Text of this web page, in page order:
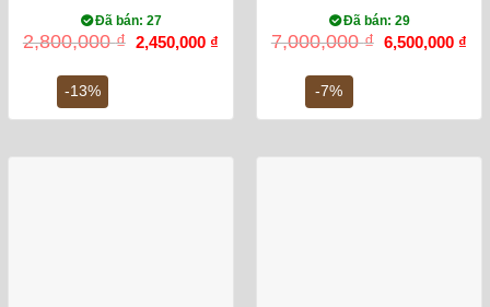
-13%
Đã bán: 27
2,800,000₫ Giá
gốc
2,450,000 ₫
2,450,000 ₫.
-7%
Đã bán: 29
7,000,000₫ Giá
gốc
6,500,000 ₫